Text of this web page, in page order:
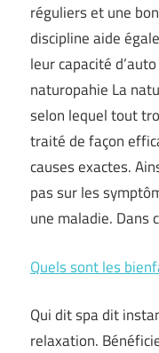
réguliers et une
discipline aide
leur capacité
naturopahie La
selon lequel tout
traité de façon
causes exactes.
pas sur les
une maladie. Dans
Quels sont les
Qui dit spa dit
relaxation.